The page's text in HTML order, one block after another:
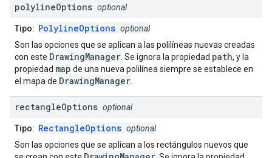
polylineOptions optional
Tipo: PolylineOptions optional
Son las opciones que se aplican a las polilíneas nuevas creadas
con este DrawingManager . Se ignora la propiedad path, y la
propiedad map de una nueva polilínea siempre se establece en
el mapa de DrawingManager
rectangleOptions optional
Tipo: RectangleOptions optional
Son las opciones que se aplican a los rectángulos nuevos que